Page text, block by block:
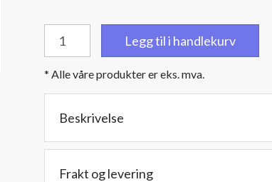
klemmer
brede
eksosklemmer
"Easy
til
Legg til i handlekurv
* Alle våre produkter er eks. mva.
Beskrivelse
Frakt og levering